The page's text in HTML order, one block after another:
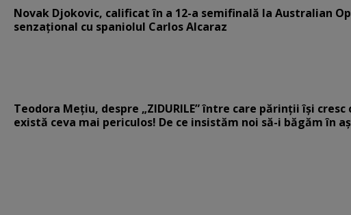
Novak Djokovic, calificat în a 12-a semifinală la Australian
senzațional cu spaniolul Carlos Alcaraz
Teodora Mețiu, despre „ZIDURILE” între care părinții își cresc
există ceva mai periculos! De ce insistăm noi să-i băgăm în